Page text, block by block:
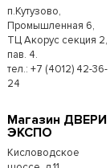
п.Кутузово,
Промышленная 6,
ТЦ Акорус секция 2,
пав. 4.
тел.: +7 (4012) 42-36-
24
Магазин ДВЕРИ
ЭКСПО
Кисловодское